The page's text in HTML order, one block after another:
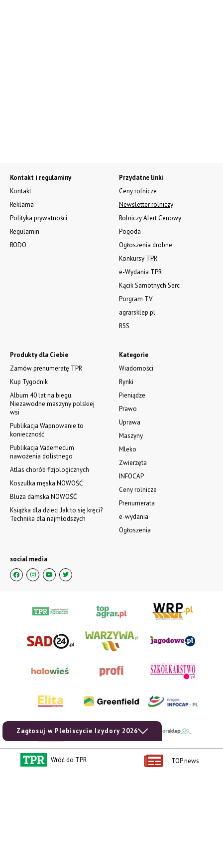
Zagłosuj w Plebiscycie Izydory 2026
Kontakt i regulaminy
Kontakt
Reklama
Polityka prywatności
Regulamin
RODO
Kategorie
Wiadomości
Rynki
Pieniądze
Prawo
Uprawa
Maszyny
Mleko
Zwierzęta
INFOCAP
Ceny rolnicze
Prenumerata
e-wydania
Ogłoszenia
Produkty dla Ciebie
Zamów prenumeratę TPR
Kup Tygodnik
Album 40 lat na biegu.
Niezawodne maszyny polskiej
wsi
Publikacja Wapnowanie to
konieczność
Publikacja Vademecum
nawożenia dolistnego
Atlas chorób fizjologicznych
Koszulka męska NOWOŚĆ
Bluza damska NOWOŚĆ
Książka dla dzieci Jak to się kręci?
Technika dla najmłodszych
Przydatne linki
Ceny rolnicze
Newsletter rolniczy
Rolniczy Alert Cenowy
Pogoda
Ogłoszenia drobne
Konkursy TPR
e-Wydania TPR
Kącik Samotnych Serc
Porgram TV
agrarsklep.pl
RSS
social media
Wróć do TPR TOP news